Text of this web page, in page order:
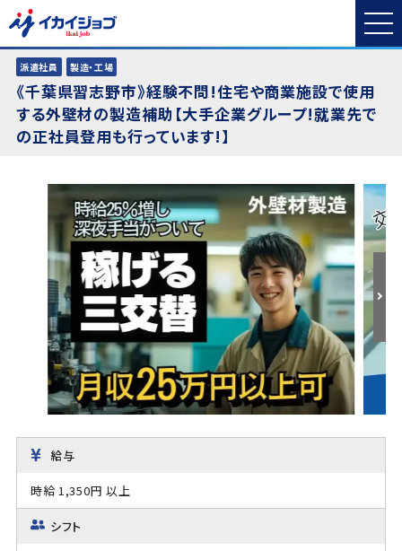
派遣社員 製造・工場
《千葉県習志野市》経験不問!住宅や商業施設で使用
する外壁材の製造補助【大手企業グループ!就業先で
の正社員登用も行っています!】
給与
時給 1,350円 以上
シフト